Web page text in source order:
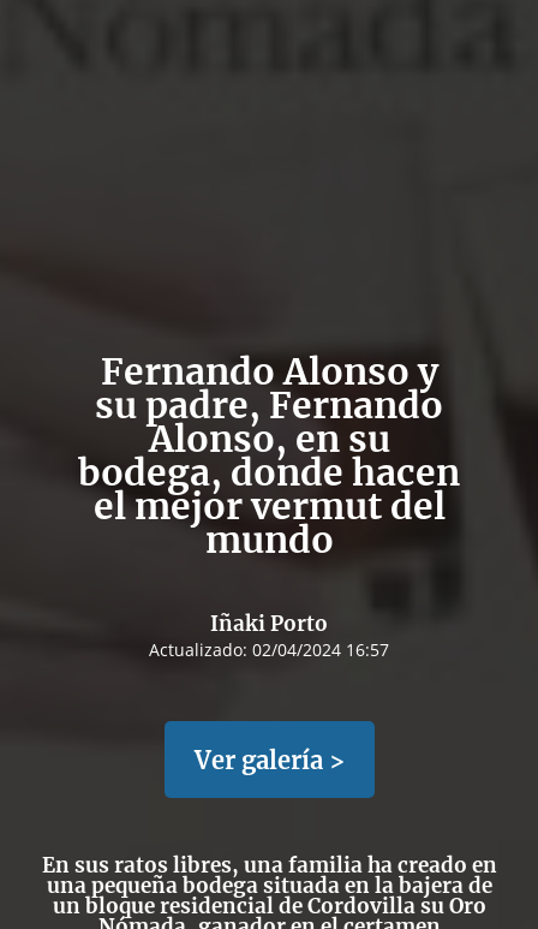
Fernando Alonso y
su padre, Fernando
Alonso, en su
bodega, donde hacen
el mejor vermut del
mundo
Iñaki Porto
Actualizado: 02/04/2024 16:57
Ver galería >
En sus ratos libres, una familia ha creado en
una pequeña bodega situada en la bajera de
un bloque residencial de Cordovilla su Oro